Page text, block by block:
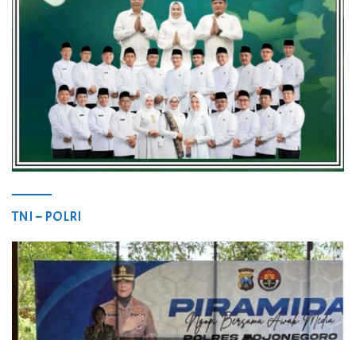
TNI – POLRI